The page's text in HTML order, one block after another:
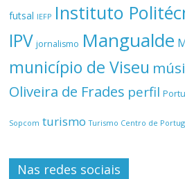
futsal IEFP Instituto
IPV jornalismo Mangualde
município de Viseu
Oliveira de Frades perfil
Sopcom turismo Turismo Centro de
Nas redes sociais